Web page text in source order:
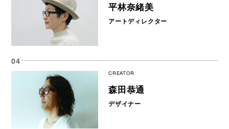
平林奈緒美
アートディレクター
CREATOR
森田恭通
デザイナー